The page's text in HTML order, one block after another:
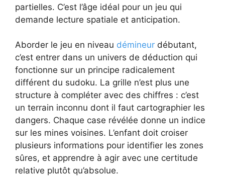
partielles. C’est l’âge idéal pour un jeu qui
demande lecture spatiale et anticipation.
Aborder le jeu en niveau démineur débutant,
c’est entrer dans un univers de déduction qui
fonctionne sur un principe radicalement
différent du sudoku. La grille n’est plus une
structure à compléter avec des chiffres : c’est
un terrain inconnu dont il faut cartographier les
dangers. Chaque case révélée donne un indice
sur les mines voisines. L’enfant doit croiser
plusieurs informations pour identifier les zones
sûres, et apprendre à agir avec une certitude
relative plutôt qu’absolue.